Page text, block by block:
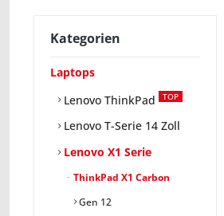
Kategorien
Laptops
Lenovo ThinkPad
TOP
Lenovo T-Serie 14 Zoll
Lenovo X1 Serie
ThinkPad X1 Carbon
Gen 12